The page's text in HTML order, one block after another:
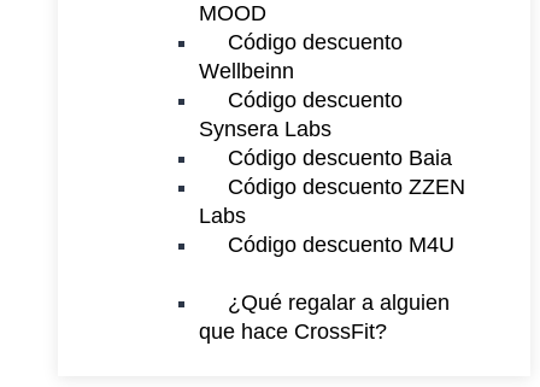
MOOD
Código descuento
Wellbeinn
Código descuento
Synsera Labs
Código descuento Baia
Código descuento ZZEN
Labs
Código descuento M4U
¿Qué regalar a alguien
que hace CrossFit?